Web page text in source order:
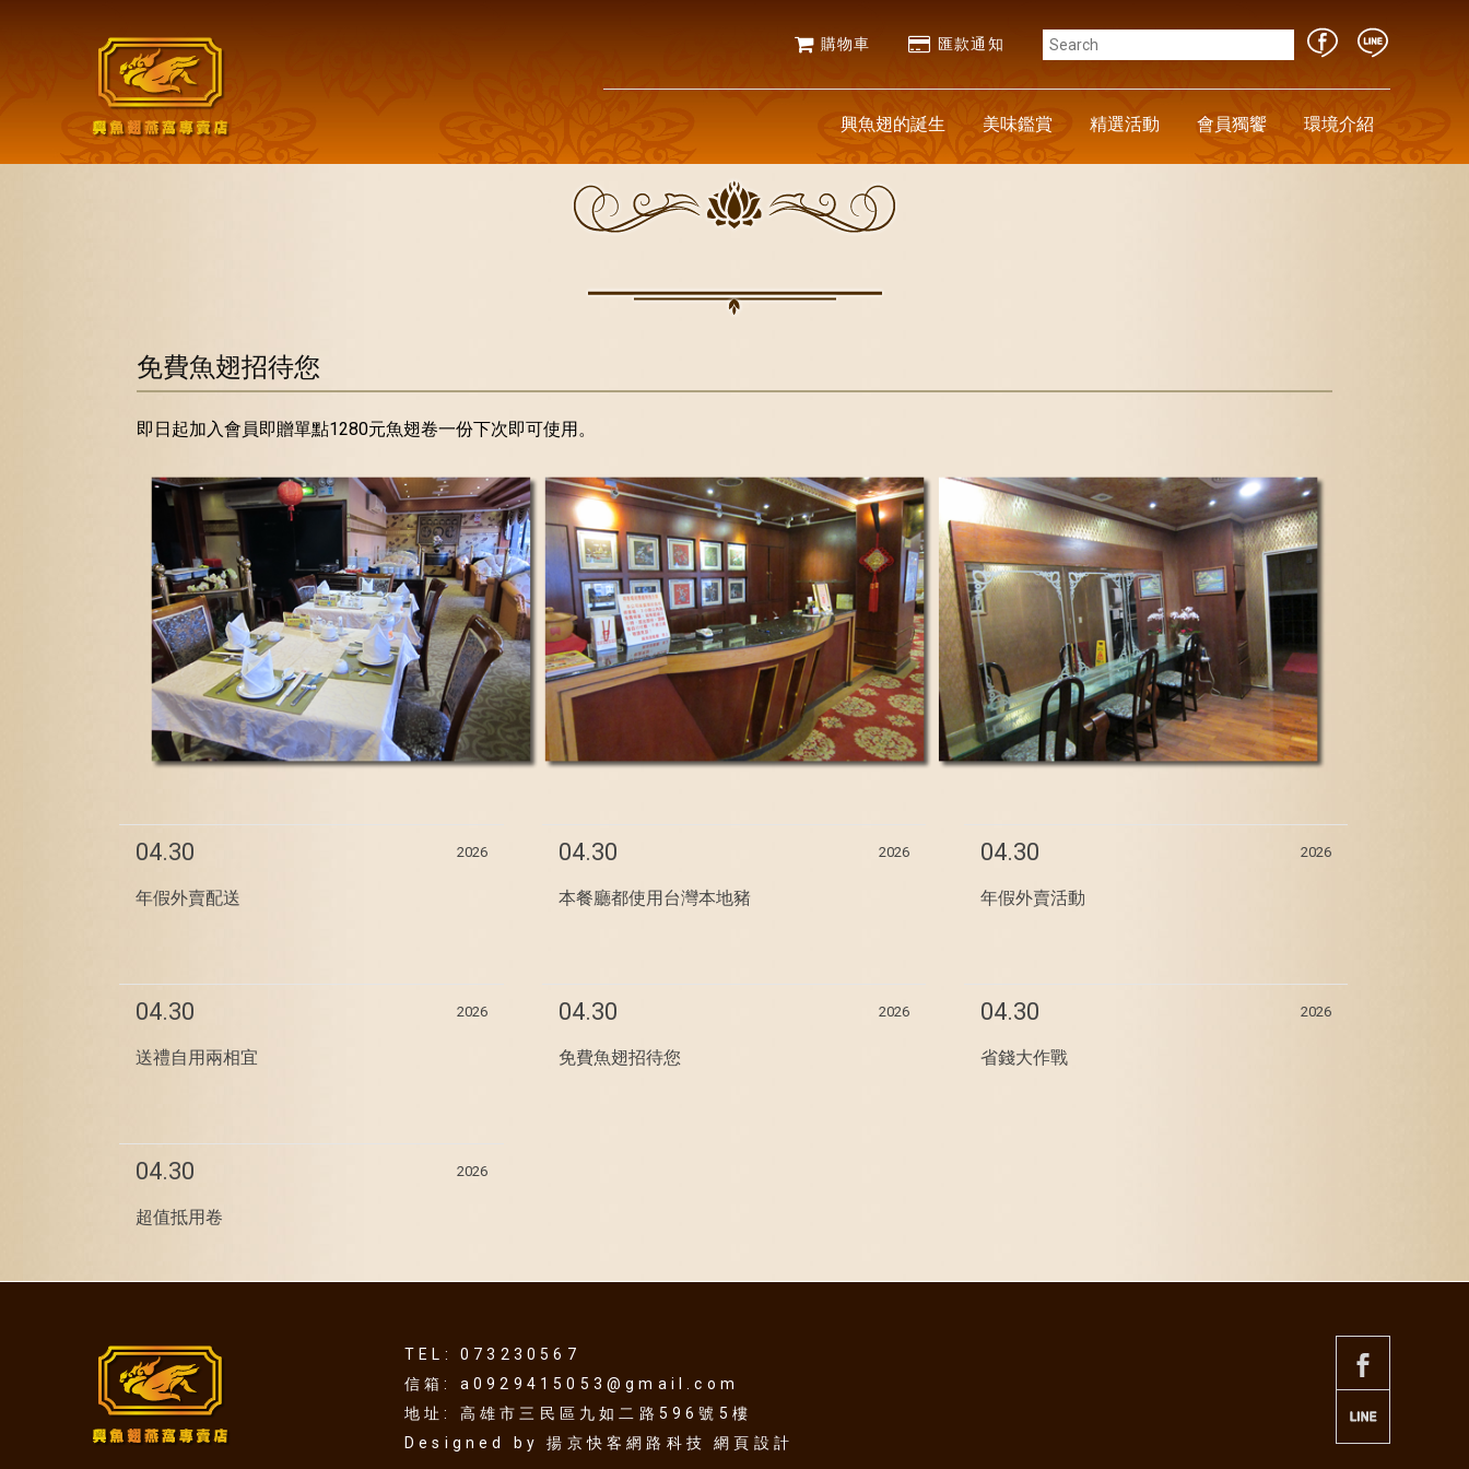
購物車 匯款通知
興魚翅的誕生 美味鑑賞 精選活動 會員獨饗 環境介紹
免費魚翅招待您
即日起加入會員即贈單點1280元魚翅卷一份下次即可使用。
04.30 2026
年假外賣配送
04.30 2026
本餐廳都使用台灣本地豬
04.30 2026
年假外賣活動
04.30 2026
送禮自用兩相宜
04.30 2026
免費魚翅招待您
04.30 2026
省錢大作戰
04.30 2026
超值抵用卷
TEL: 073230567
信箱: a0929415053@gmail.com
地址: 高雄市三民區九如二路596號5樓
Designed by揚京快客網路科技 網頁設計